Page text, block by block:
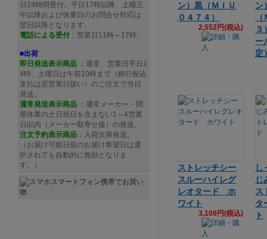
ン）黒（ＭＩＵ
０４７４）
2,552円(税込)
ン
３
ー
定
ストレッチシー
スルーハイレグ
レオタード ホ
ワイト
3,109円(税込)
し
じ
ス
タ
ト
日24時間受付。平日17時以降、土曜正
午以降および休業日のお問合せ対応は
翌日以降となります。
電話による受付 ：営業日11時～17時。
■出荷
即日発送表示商品 ：通常、営業日平日1
4時、土曜日は午前10時まで（銀行振込
支払は翌営業日扱い）のご注文で当日
発送。
通常発送表示商品 ：通常メーカー・問
屋休業の土日祝日を含まない1～4営業
日以内（メーカー取寄せ後）の発送。
注文予約表示商品 ：入荷次第発送。
（お届け可能日前のお届け希望日は選
択されても自動的に無効となりま
す。）